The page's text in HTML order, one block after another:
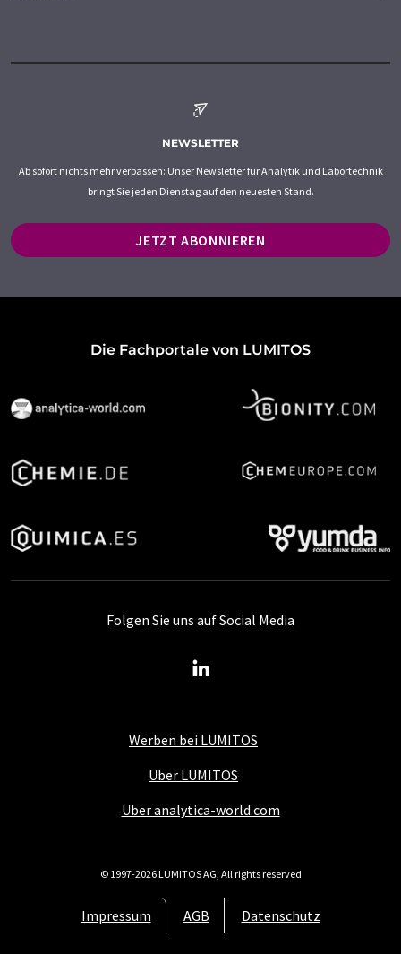
NEWSLETTER
Ab sofort nichts mehr verpassen: Unser Newsletter für Analytik und Labortechnik
bringt Sie jeden Dienstag auf den neuesten Stand.
JETZT ABONNIEREN
Die Fachportale von LUMITOS
Werben bei LUMITOS
Über LUMITOS
Über analytica-world.com
Impressum AGB Datenschutz
Folgen Sie uns auf Social Media
© 1997-2026 LUMITOS AG, All rights reserved